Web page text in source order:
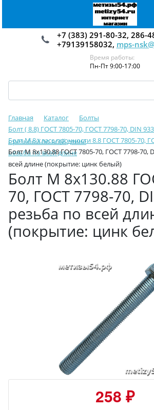
+7 (383) 291-80-32, 286-
+79139158032, mps-
Время работы:
Пн-Пт 9:00-17:00
Главная Каталог
Болты
Болт ( 8.8) ГОСТ 7805-70, ГОСТ 7798-70, DIN
с резьбой по всей длине
Болт М 8 класс прочности 8.8 ГОСТ 7805-70,
резьба по всей длине
Болт М 8х130.88 ГОСТ 7805-70, ГОСТ 7798-70,
всей длине (покрытие: цинк белый)
Болт М 8х130.88
70, ГОСТ 7798-70,
резьба по всей
(покрытие: цинк
258 ₽